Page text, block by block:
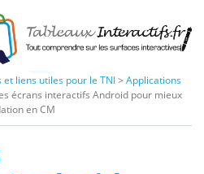
et liens utiles pour le TNI> Applications
écrans interactifs Android pour mieux
en CM